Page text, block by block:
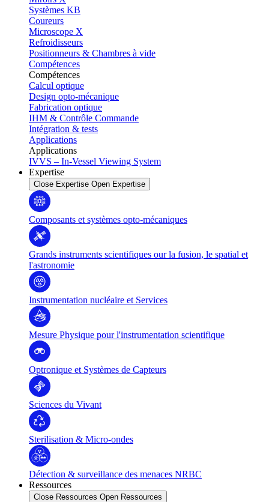
Systèmes KB
Coureurs
Microscope X
Refroidisseurs
Positionneurs & Chambres à vide
Compétences
Compétences
Calcul optique
Design opto-mécanique
Fabrication optique
IHM & Contrôle Commande
Intégration & tests
Applications
Applications
IVVS – In-Vessel Viewing System
Expertise
Close Expertise Open Expertise
Composants et systèmes opto-mécaniques
Grands instruments scientifiques our la fusion, le spatial et
l'astronomie
Instrumentation nucléaire et Services
Mesure Physique pour l'instrumentation scientifique
Optronique et Systèmes de Capteurs
Sciences du Vivant
Sterilisation & Micro-ondes
Détection & surveillance des menaces NRBC
Ressources
Close Ressources Open Ressources